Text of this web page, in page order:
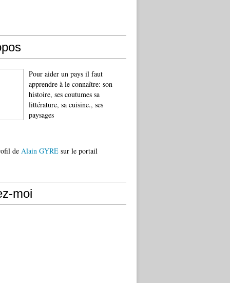
Pour aider un pays il faut
apprendre à le connaître: son
histoire, ses coutumes sa
littérature, sa cuisine., ses
paysages
de Alain GYRE sur le portail
moi